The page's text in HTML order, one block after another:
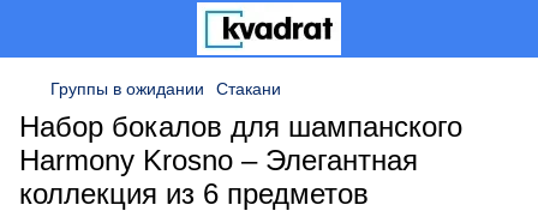
Группы в ожидании Стакани
Набор бокалов для шампанского
Harmony Krosno – Элегантная
коллекция из 6 предметов